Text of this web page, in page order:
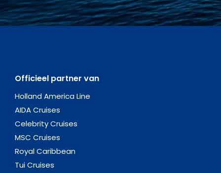
Officieel partner van
Holland America Line
AIDA Cruises
Celebrity Cruises
MSC Cruises
Royal Caribbean
Tui Cruises